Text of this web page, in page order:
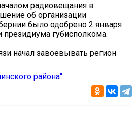
радиовещания в
об организации
было одобрено 2 января
президиума губисполкома.
начал завоевывать регион
района"